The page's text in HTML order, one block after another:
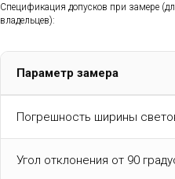
Спецификация допусков при замере
владельцев):
Параметр замера
Погрешность ширины
Угол отклонения от 90